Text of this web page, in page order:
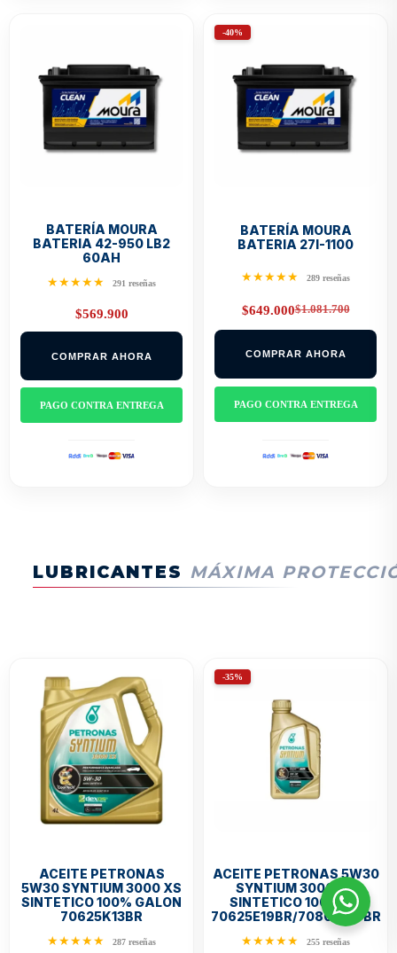
BATERÍA MOURA
BATERIA 42-950 LB2
60AH
★★★★★ 291 reseñas
$569.900
COMPRAR AHORA
PAGO CONTRA ENTREGA
-40%
BATERÍA MOURA
BATERIA 27I-1100
★★★★★ 289 reseñas
$1.081.700
Original
price
$1.081.700.
$649.000Current
price
$649.000.
COMPRAR AHORA
PAGO CONTRA ENTREGA
LUBRICANTES MÁXIMA
ACEITE PETRONAS
5W30 SYNTIUM 3000 XS
SINTETICO 100% GALON
70625K13BR
★★★★★ 287 reseñas
-35%
ACEITE PETRONAS 5W30
SYNTIUM 3000 XS
SINTETICO 100% 1/4
70625E19BR/70804E19BR
★★★★★ 255 reseñas